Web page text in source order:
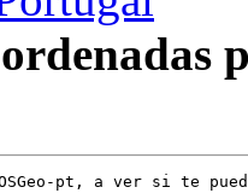
pt, a ver si te